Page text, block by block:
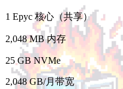
1 Epyc 核心（共享）
2,048 MB 内存
25 GB NVMe
2,048 GB/月带宽